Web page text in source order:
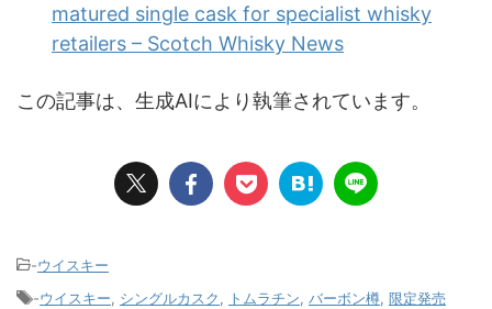
matured single cask for specialist whisky
retailers – Scotch Whisky News
この記事は、生成AIにより執筆されています。
-ウイスキー
-ウイスキー シングルカスク トムラチン バーボン樽 限定発売